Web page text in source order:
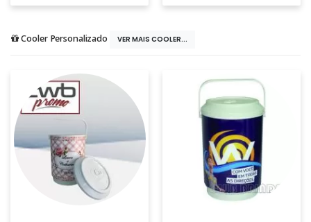
Cooler Personalizado VER MAIS COOLER...